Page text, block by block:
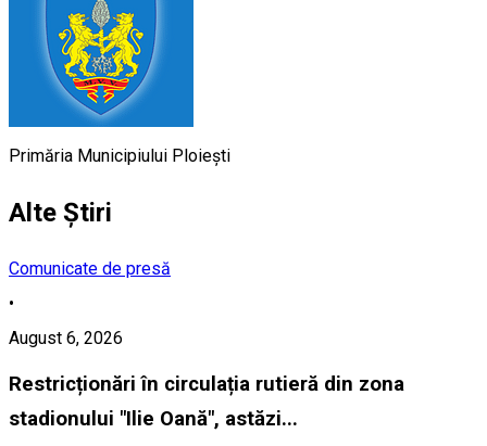
Primăria Municipiului Ploiești
Alte Știri
Comunicate de presă
•
August 6, 2026
Restricționări în circulația rutieră din zona
stadionului "Ilie Oană", astăzi...